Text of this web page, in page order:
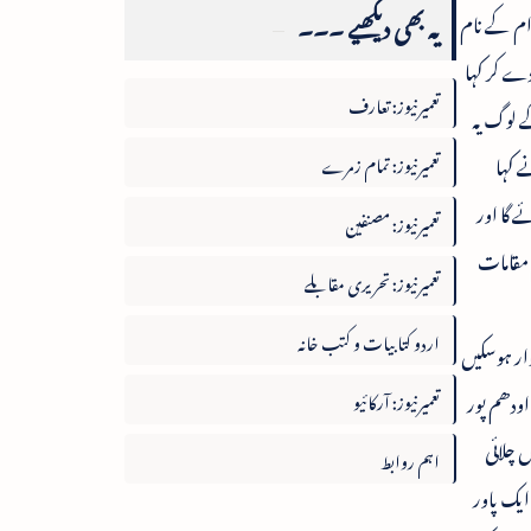
کے نام
کر کہا
لوگ یہ
کہا
گا اور
ہوسکیں
فاصلہ پر واقع ہے۔ اودھم پور
دنوں میں ہندوستان کے مختلف مقامات سے کٹرا کے لئے6ٹرینیں چلائی
پاور
یہ بھی دیکھیے ۔۔۔
تعمیرنیوز: تعارف
تعمیرنیوز: تمام زمرے
تعمیرنیوز: مصنفین
تعمیرنیوز: تحریری مقابلے
اردو کتابیات و کتب خانہ
تعمیرنیوز: آرکائیو
اہم روابط